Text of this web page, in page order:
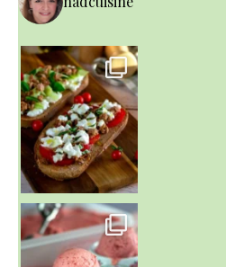
~ NICE CREAM À LA FRAISE ~
Presque un mois que